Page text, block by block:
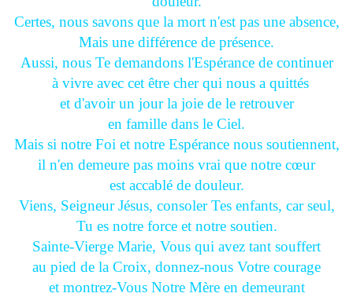
Certes, nous savons que la mort n'est pas une absence,
Mais une différence de présence.
Aussi, nous Te demandons l'Espérance de continuer
à vivre avec cet être cher qui nous a quittés
et d'avoir un jour la joie de le retrouver
en famille dans le Ciel.
Mais si notre Foi et notre Espérance nous soutiennent,
il n'en demeure pas moins vrai que notre cœur
est accablé de douleur.
Viens, Seigneur Jésus, consoler Tes enfants, car seul,
Tu es notre force et notre soutien.
Sainte-Vierge Marie, Vous qui avez tant souffert
au pied de la Croix, donnez-nous Votre courage
et montrez-Vous Notre Mère en demeurant